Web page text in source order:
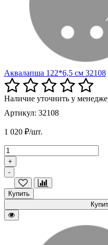
Аквалапша 122*6,5 см 32108
Наличие уточнить у
Артикул: 32108
1 020 ₽/шт.
+
-
Купить